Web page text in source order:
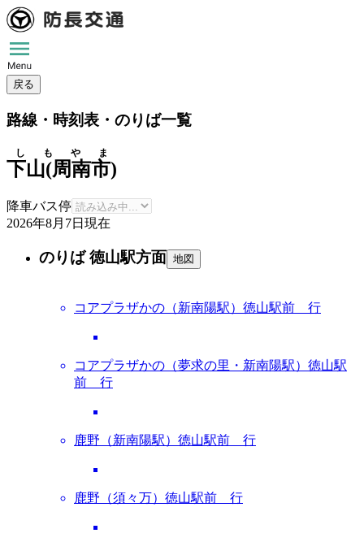
戻る
路線・時刻表・のりば一覧
下山(周南市)
しもやま
降車バス停
2026年8月7日 現在
のりば 徳山駅方面 地図
コアプラザかの（新南陽駅）徳山駅前 行
コアプラザかの（夢求の里・新南陽駅）徳山駅
前 行
鹿野（新南陽駅）徳山駅前 行
鹿野（須々万）徳山駅前 行